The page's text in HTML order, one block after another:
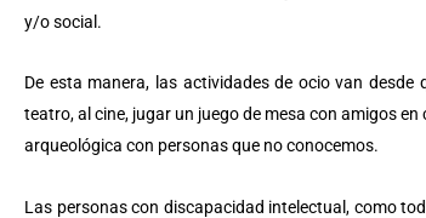
y/o social.
De esta manera, las actividades de ocio van
teatro, al cine, jugar un juego de mesa con amigos
arqueológica con personas que no conocemos.
Las personas con discapacidad intelectual, como